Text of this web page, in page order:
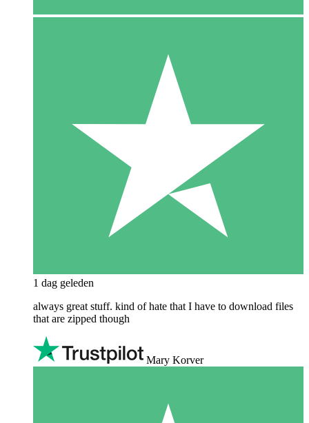
1 dag geleden
always great stuff. kind of hate that I have to download files
that are zipped though
Mary Korver